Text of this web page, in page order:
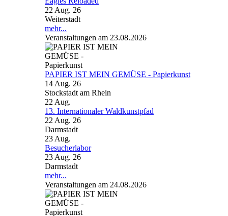
22 Aug. 26
Weiterstadt
mehr...
Veranstaltungen am 23.08.2026
PAPIER IST MEIN GEMÜSE - Papierkunst
14 Aug. 26
Stockstadt am Rhein
22 Aug.
13. Internationaler Waldkunstpfad
22 Aug. 26
Darmstadt
23 Aug.
Besucherlabor
23 Aug. 26
Darmstadt
mehr...
Veranstaltungen am 24.08.2026